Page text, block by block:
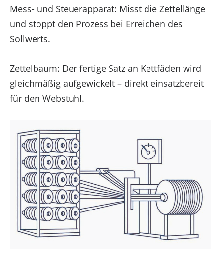
Mess- und Steuerapparat: Misst die Zettellänge
und stoppt den Prozess bei Erreichen des
Sollwerts.
Zettelbaum: Der fertige Satz an Kettfäden wird
gleichmäßig aufgewickelt – direkt einsatzbereit
für den Webstuhl.